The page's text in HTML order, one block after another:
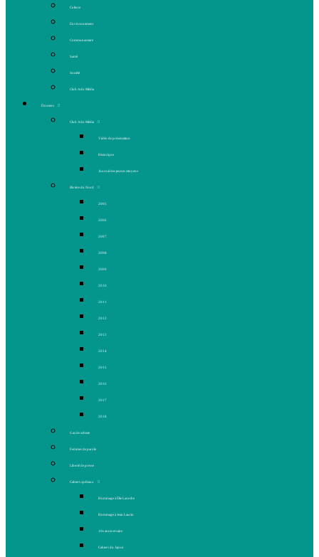
Culture
Environnement
Communautaire
Santé
Société
Club Ado Média
Dossiers
Club Ado Média
Vidéo de présentation
Historique
Journal des jeunes citoyens
Rivière du Nord
2005
2006
2007
2008
2009
2010
2011
2012
2013
2014
2015
2016
2017
2018
Gaz de schiste
Femmes de parole
Liberté de presse
Cahiers spéciaux
Hommage à Élie Laroche
Hommage à Jean Laurin
10e anniversaire
Cahiers du Japon